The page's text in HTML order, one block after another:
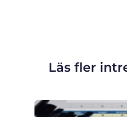
Läs fler